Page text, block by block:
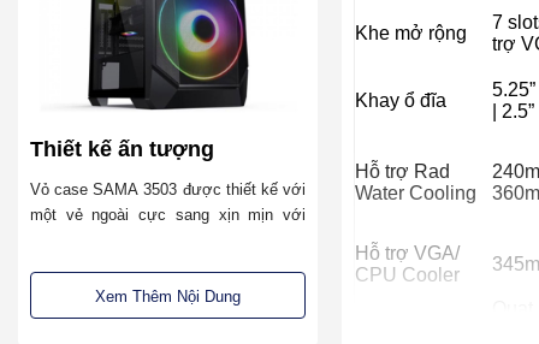
Thiết kế ấn tượng
Vỏ case SAMA 3503 được thiết kế với
một vẻ ngoài cực sang xịn mịn với
cho thiết bị một vẻ ngoài mạnh mẽ,
bền bỉ mà vẫn không kém phần thu
Xem Thêm Nội Dung
Khe mở rộng
7
trợ
Khay ổ đĩa
|
Hỗ trợ Rad
Water Cooling
Hỗ trợ VGA/
CPU Cooler